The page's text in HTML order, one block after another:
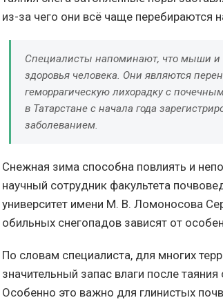
из-за чего они всё чаще перебираются
Специалисты напоминают, что мыши и
здоровья человека. Они являются
геморрагическую лихорадку с
в Татарстане с начала года
заболеванием.
Снежная зима способна повлиять и
научный сотрудник факультета
университет имени М. В. Ломоносова
обильных снегопадов зависят от
По словам специалиста, для многих
значительный запас влаги после
Особенно это важно для глинистых